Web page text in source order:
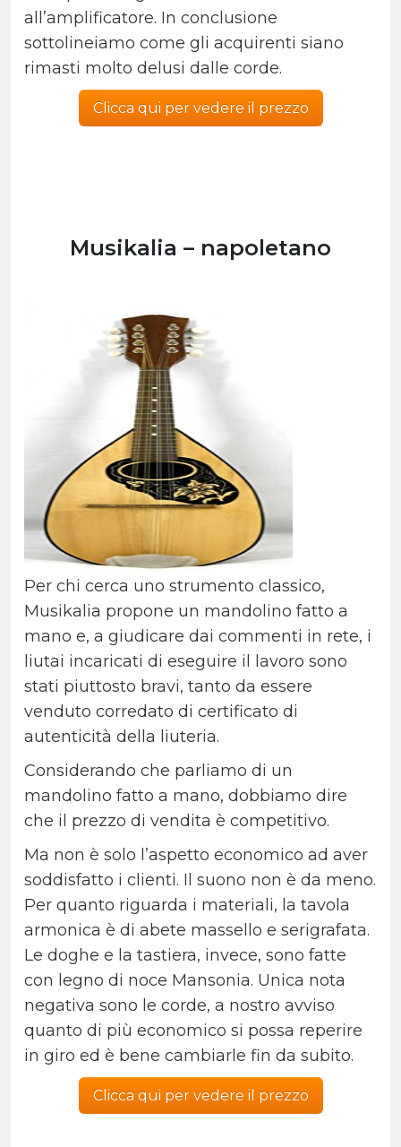
all’amplificatore. In conclusione
sottolineiamo come gli acquirenti siano
rimasti molto delusi dalle corde.
Clicca qui per vedere il prezzo
Musikalia – napoletano
Per chi cerca uno strumento classico,
Musikalia propone un mandolino fatto a
mano e, a giudicare dai commenti in rete, i
liutai incaricati di eseguire il lavoro sono
stati piuttosto bravi, tanto da essere
venduto corredato di certificato di
autenticità della liuteria.
Considerando che parliamo di un
mandolino fatto a mano, dobbiamo dire
che il prezzo di vendita è competitivo.
Ma non è solo l’aspetto economico ad aver
soddisfatto i clienti. Il suono non è da meno.
Per quanto riguarda i materiali, la tavola
armonica è di abete massello e serigrafata.
Le doghe e la tastiera, invece, sono fatte
con legno di noce Mansonia. Unica nota
negativa sono le corde, a nostro avviso
quanto di più economico si possa reperire
in giro ed è bene cambiarle fin da subito.
Clicca qui per vedere il prezzo